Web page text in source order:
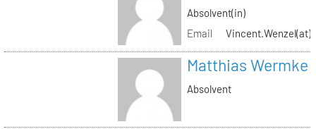
Absolvent(in)
Email
Matthias Wermke
Absolvent